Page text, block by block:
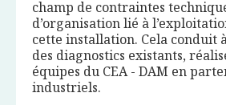
champ de contraintes
d’organisation lié à
cette installation. Cela conduit
des diagnostics existants,
équipes du CEA - DAM en
industriels.